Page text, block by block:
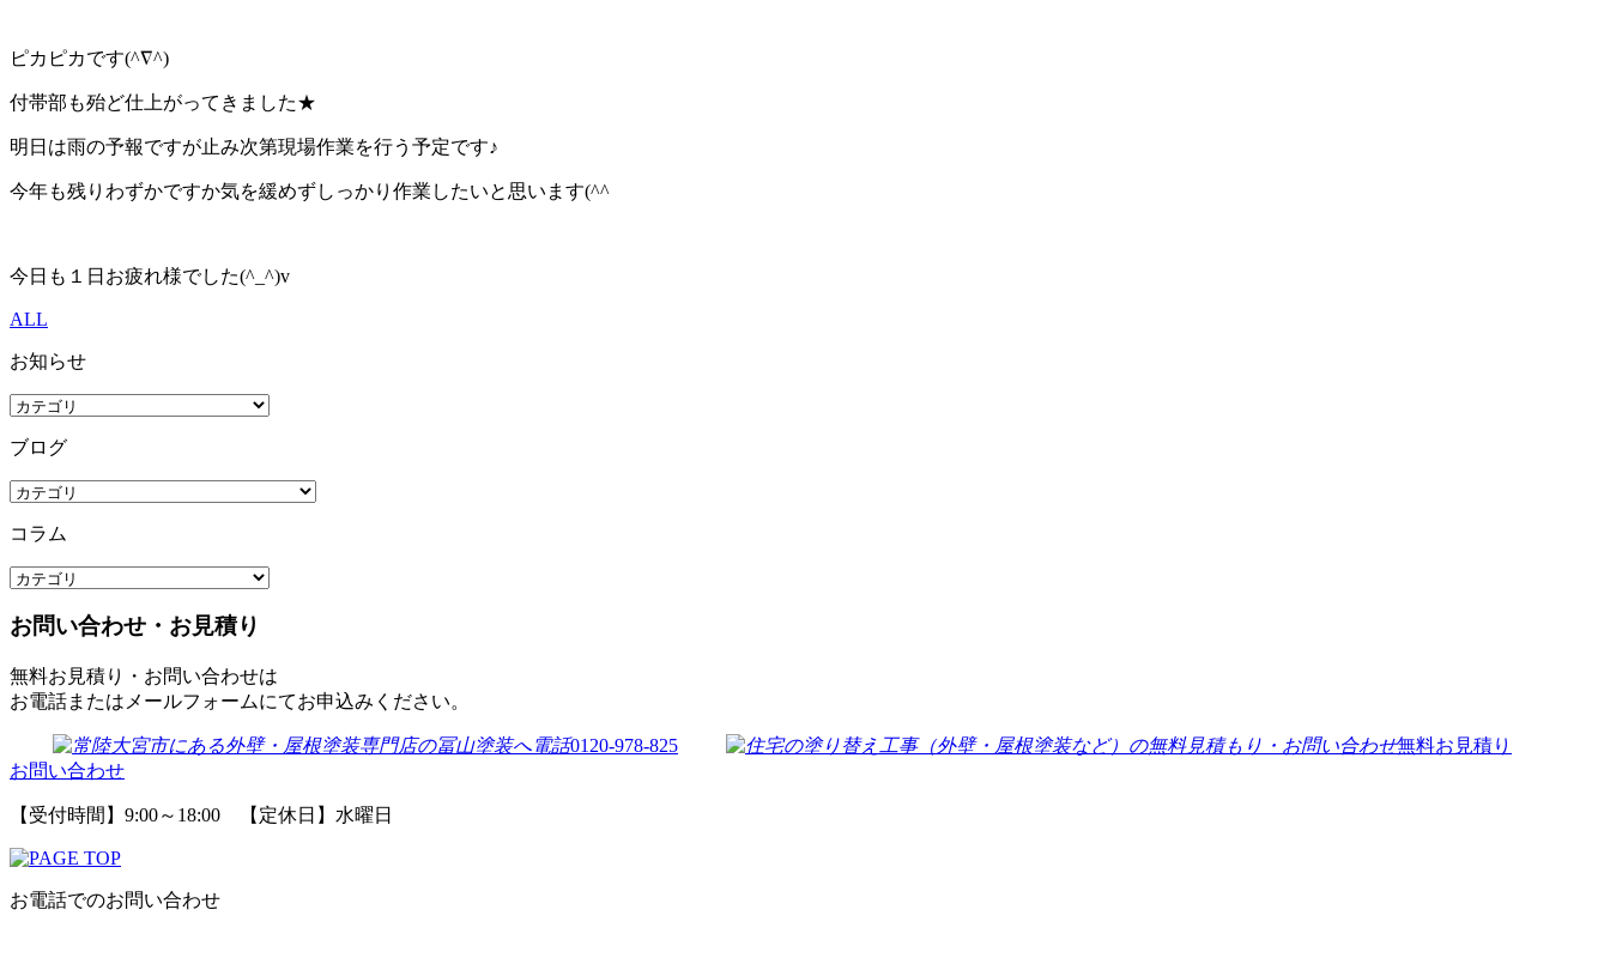
ピカピカです(^∇^)
付帯部も殆ど仕上がってきました★
明日は雨の予報ですが止み次第現場作業を行う予定です♪
今年も残りわずかですか気を緩めずしっかり作業したいと思います(^^ゞ
今日も１日お疲れ様でした(^_^)v
ALL
お知らせ
ブログ
コラム
お問い合わせ・お見積り
無料お見積り・お問い合わせは
お電話またはメールフォームにてお申込みください。
0120-978-825
無料お見積り
お問い合わせ
【受付時間】9:00～18:00 【定休日】水曜日
お電話でのお問い合わせ